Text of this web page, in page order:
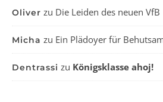
Oliver zu Die Leiden des neuen VfB
Micha zu Ein Plädoyer für
Dentrassi zu Königsklasse ahoj!